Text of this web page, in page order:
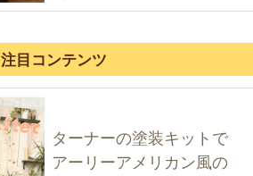
注目コンテンツ
ターナーの塗装キットで
アーリーアメリカン風の